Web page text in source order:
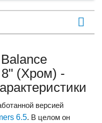
(Хром) -
версией
6.5. В целом он